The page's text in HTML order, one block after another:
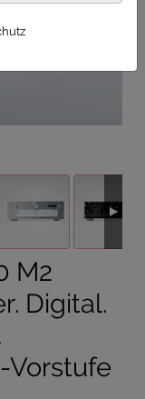
M2
Digital.
Vorstufe